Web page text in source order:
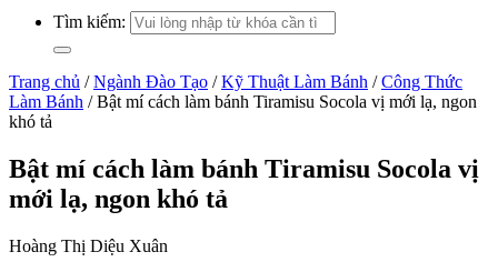
Tìm kiếm:
Trang chủ / Ngành Đào Tạo / Kỹ Thuật Làm Bánh / Công Thức
Làm Bánh / Bật mí cách làm bánh Tiramisu Socola vị mới lạ, ngon
khó tả
Bật mí cách làm bánh Tiramisu Socola vị
mới lạ, ngon khó tả
Hoàng Thị Diệu Xuân